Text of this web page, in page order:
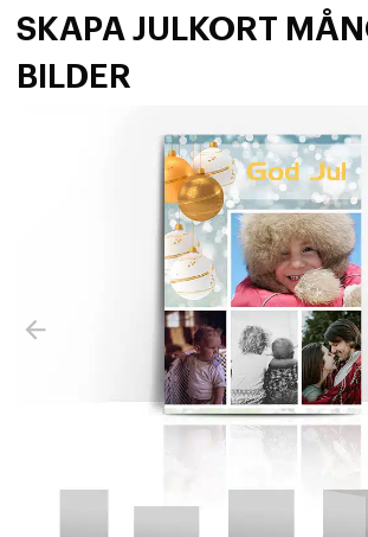
SKAPA JULKORT
BILDER